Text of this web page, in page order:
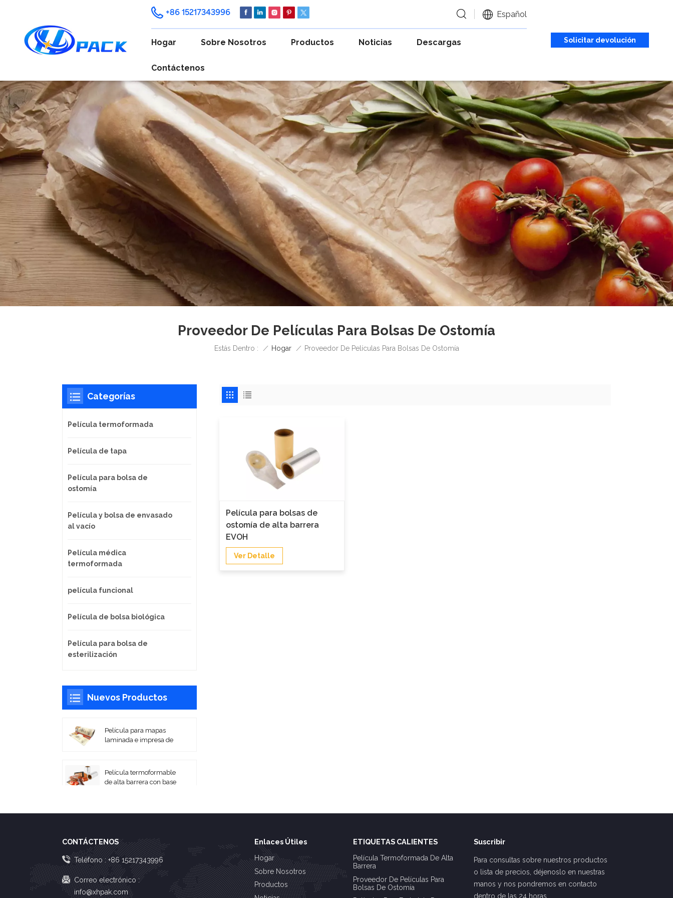
+86 15217343996 Español
Hogar Sobre Nosotros Productos Noticias Descargas
Contáctenos
Solicitar devolución
Proveedor De Películas Para Bolsas De Ostomía
Estás Dentro : / Hogar / Proveedor De Películas Para Bolsas De Ostomía
Película para bolsas de
ostomía de alta barrera
EVOH
Ver Detalle
Categorías
Película termoformada
Película de tapa
Película para bolsa de
ostomía
Película y bolsa de envasado
al vacío
Película médica
termoformada
película funcional
Película de bolsa biológica
Película para bolsa de
esterilización
Nuevos Productos
Película para mapas
laminada e impresa de
Película termoformable
de alta barrera con base
Películas laminadas
Bolsas de vacío de
PA/PE coextruidas
CONTÁCTENOS
Teléfono :+86 15217343996
Correo electrónico :
info@xhpak.com
Enlaces Útiles
Hogar
Sobre Nosotros
Productos
ETIQUETAS CALIENTES
Película Termoformada De Alta
Barrera
Proveedor De Películas Para
Bolsas De Ostomía
Suscribir
Para consultas sobre nuestros productos
o lista de precios, déjenoslo en nuestras
manos y nos pondremos en contacto
dentro de las 24 horas.